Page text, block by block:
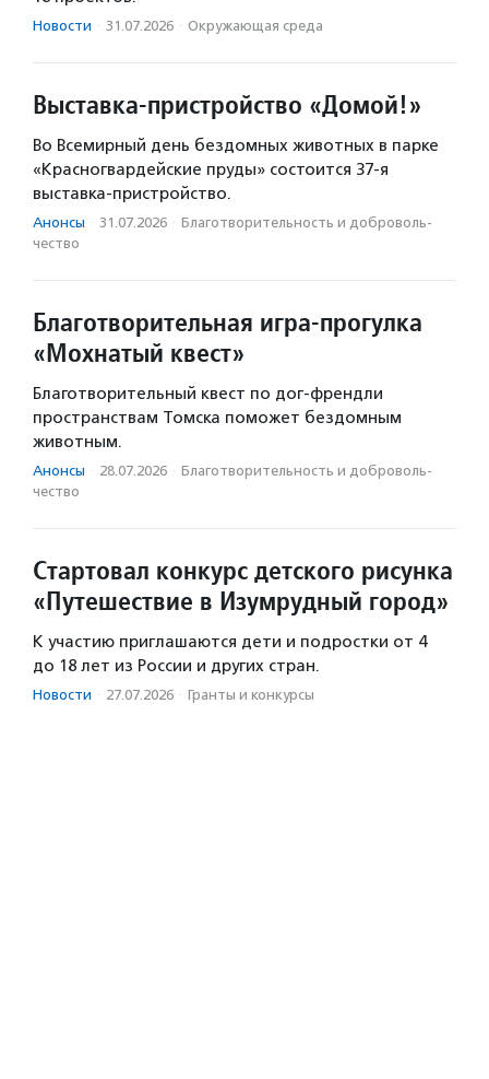
Новости · 31.07.2026 · Окружающая среда
Выставка-пристройство «Домой!»
Во Всемирный день бездомных животных в парке
«Красногвардейские пруды» состоится 37-я
выставка-пристройство.
Анонсы · 31.07.2026 · Благотвори­тель­ность и доброволь­
чест­во
Благотворительная игра-прогулка
«Мохнатый квест»
Благотворительный квест по дог-френдли
пространствам Томска поможет бездомным
животным.
Анонсы · 28.07.2026 · Благотвори­тель­ность и доброволь­
чест­во
Стартовал конкурс детского рисунка
«Путешествие в Изумрудный город»
К участию приглашаются дети и подростки от 4
до 18 лет из России и других стран.
Новости · 27.07.2026 · Гранты и конкурсы